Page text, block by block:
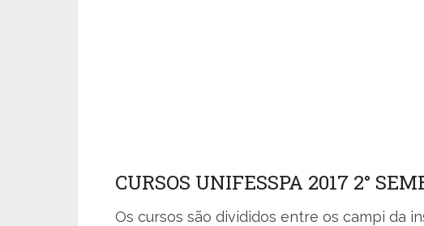
CURSOS UNIFESSPA 2017 2°
Os cursos são divididos entre os campi da